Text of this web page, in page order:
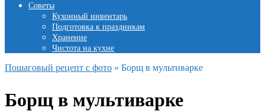
Советы
Кухонный инвентарь
Подготовка к праздникам
Хранение
Чистота на кухне
Пошаговый рецепт с фото » Борщ в мультиварке
Борщ в мультиварке